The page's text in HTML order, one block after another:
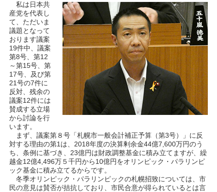
私は日本共
産党を代表し
て、ただいま
議題となって
おります議案
19件中、議案
第8号、第12
～第15号、第
17号、及び第
21号の7件に
反対、残余の
議案12件には
賛成する立場
から討論を行
います。
まず、議案第８号「札幌市一般会計補正予算（第3号）」に反
対する理由の第1は、2018年度の決算剰余金44億7,600万円のう
ち、条例に基づき、23億円は財政調整基金に積み立てますが、繰
越金12億4,496万５千円から10億円をオリンピック・パラリンピ
ック基金に積み立てるからです。
冬季オリンピック・パラリンピックの札幌招致については、市
民の意見は賛否が拮抗しており、市民合意が得られているとは言